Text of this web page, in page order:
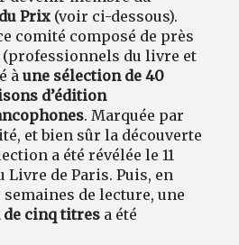
Prix (voir ci-dessous).
comité composé de près
(professionnels du livre et
àune sélection de 40
d’édition
. Marquée par
et bien sûr la découverte
a été révélée le 11
Livre de Paris. Puis, en
de lecture, une
de cinq titres a été